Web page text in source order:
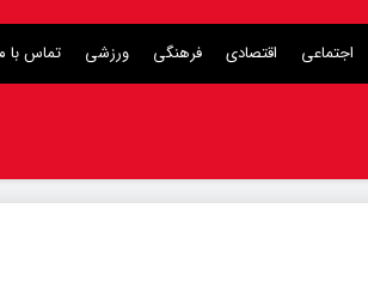
اجتماعی اقتصادی فرهنگی ورزشی تماس با